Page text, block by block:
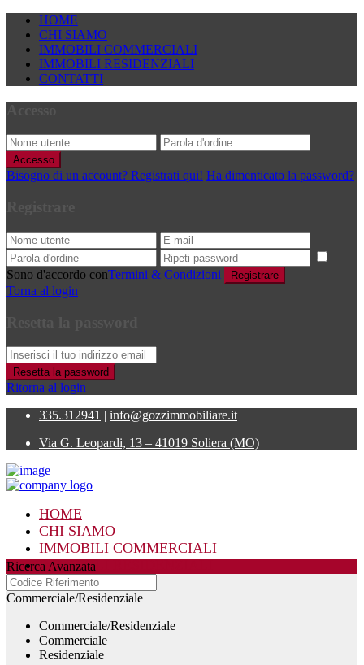
HOME
CHI SIAMO
IMMOBILI COMMERCIALI
IMMOBILI RESIDENZIALI
CONTATTI
Accesso
Bisogno di un account? Registrati qui! Ha dimenticato la password?
Sono d'accordo conTermini & Condizioni Registrare
Torna al login
Resetta la password
Ritorna al login
335.312941 | info@gozzimmobiliare.it
Via G. Leopardi, 13 – 41019 Soliera (MO)
HOME
CHI SIAMO
IMMOBILI COMMERCIALI
IMMOBILI RESIDENZIALI
CONTATTI
Ricerca Avanzata
Commerciale/Residenziale
Commerciale/Residenziale
Commerciale
Residenziale